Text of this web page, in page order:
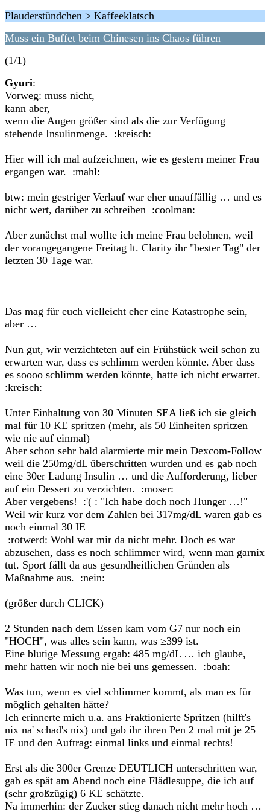
Plauderstündchen > Kaffeeklatsch
Muss ein Buffet beim Chinesen ins Chaos führen
(1/1)
Gyuri:
Vorweg: muss nicht,
kann aber,
wenn die Augen größer sind als die zur Verfügung
stehende Insulinmenge. :kreisch:
Hier will ich mal aufzeichnen, wie es gestern meiner Frau
ergangen war. :mahl:
btw: mein gestriger Verlauf war eher unauffällig … und es
nicht wert, darüber zu schreiben :coolman:
Aber zunächst mal wollte ich meine Frau belohnen, weil
der vorangegangene Freitag lt. Clarity ihr "bester Tag" der
letzten 30 Tage war.
Das mag für euch vielleicht eher eine Katastrophe sein,
aber …
Nun gut, wir verzichteten auf ein Frühstück weil schon zu
erwarten war, dass es schlimm werden könnte. Aber dass
es soooo schlimm werden könnte, hatte ich nicht erwartet.
:kreisch:
Unter Einhaltung von 30 Minuten SEA ließ ich sie gleich
mal für 10 KE spritzen (mehr, als 50 Einheiten spritzen
wie nie auf einmal)
Aber schon sehr bald alarmierte mir mein Dexcom-Follow
weil die 250mg/dL überschritten wurden und es gab noch
eine 30er Ladung Insulin … und die Aufforderung, lieber
auf ein Dessert zu verzichten. :moser:
Aber vergebens! :'( : "Ich habe doch noch Hunger …!"
Weil wir kurz vor dem Zahlen bei 317mg/dL waren gab es
noch einmal 30 IE
:rotwerd: Wohl war mir da nicht mehr. Doch es war
abzusehen, dass es noch schlimmer wird, wenn man garnix
tut. Sport fällt da aus gesundheitlichen Gründen als
Maßnahme aus. :nein:
(größer durch CLICK)
2 Stunden nach dem Essen kam vom G7 nur noch ein
"HOCH", was alles sein kann, was ≥399 ist.
Eine blutige Messung ergab: 485 mg/dL … ich glaube,
mehr hatten wir noch nie bei uns gemessen. :boah:
Was tun, wenn es viel schlimmer kommt, als man es für
möglich gehalten hätte?
Ich erinnerte mich u.a. ans Fraktionierte Spritzen (hilft's
nix na' schad's nix) und gab ihr ihren Pen 2 mal mit je 25
IE und den Auftrag: einmal links und einmal rechts!
Erst als die 300er Grenze DEUTLICH unterschritten war,
gab es spät am Abend noch eine Flädlesuppe, die ich auf
(sehr großzügig) 6 KE schätzte.
Na immerhin: der Zucker stieg danach nicht mehr hoch …